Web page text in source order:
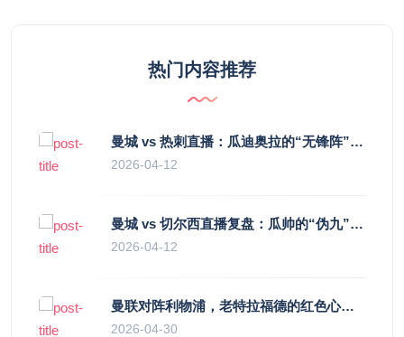
热门内容推荐
曼城 vs 热刺直播：瓜迪奥拉的“无锋阵”是天才设计还是自废武功？
2026-04-12
曼城 vs 切尔西直播复盘：瓜帅的“伪九”陷阱，如何绞杀蓝军的“三中卫”？
2026-04-12
曼联对阵利物浦，老特拉福德的红色心跳与蓝色暗涌
2026-04-30